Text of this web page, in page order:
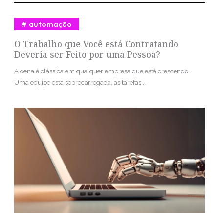
O Trabalho que Você está Contratando
Deveria ser Feito por uma Pessoa?
automação
A cena é clássica em qualquer empresa que está crescendo.
Uma equipe está sobrecarregada, as tarefas...